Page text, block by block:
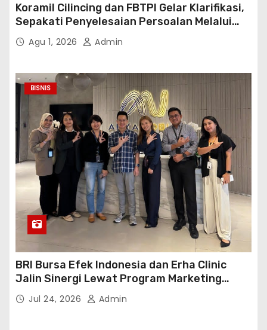
Koramil Cilincing dan FBTPI Gelar Klarifikasi,
Sepakati Penyelesaian Persoalan Melalui
DialogAgu 1, 2026 Admin
BISNIS
BRI Bursa Efek Indonesia dan Erha Clinic
Jalin Sinergi Lewat Program Marketing
Kolaborasi
Jul 24, 2026 Admin